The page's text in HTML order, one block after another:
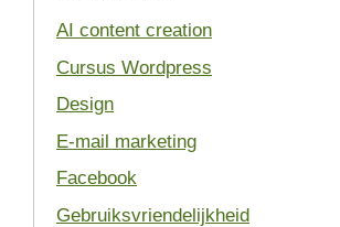
AI content creation
Cursus Wordpress
Design
E-mail marketing
Facebook
Gebruiksvriendelijkheid